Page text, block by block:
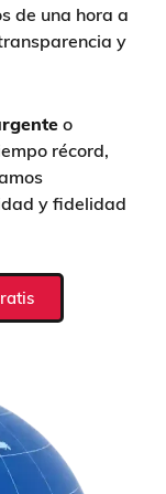
de una hora a
y
o
récord,
y fidelidad